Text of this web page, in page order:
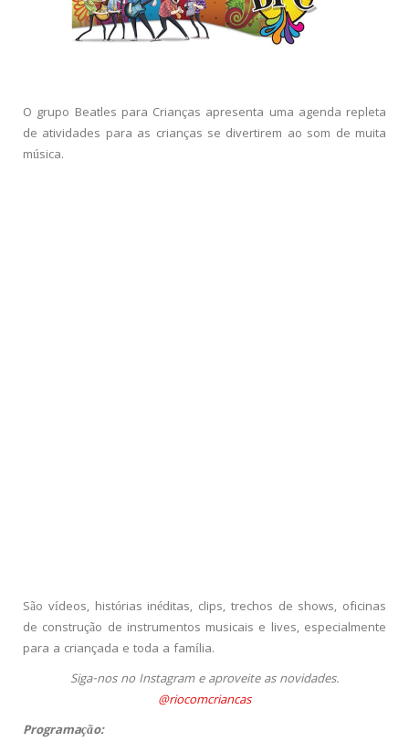
O grupo Beatles para Crianças apresenta uma agenda repleta
de atividades para as crianças se divertirem ao som de muita
música.
São vídeos, histórias inéditas, clips, trechos de shows, oficinas
de construção de instrumentos musicais e lives, especialmente
para a criançada e toda a família.
Siga-nos no Instagram e aproveite as novidades.
@riocomcriancas
Programação: